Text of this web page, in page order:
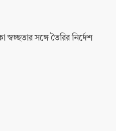
সঙ্গে তৈরির নির্দেশ